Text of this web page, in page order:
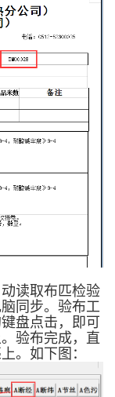
读取布匹检验
同步。验布工
盘点击，即可
验布完成，直
。如下图：